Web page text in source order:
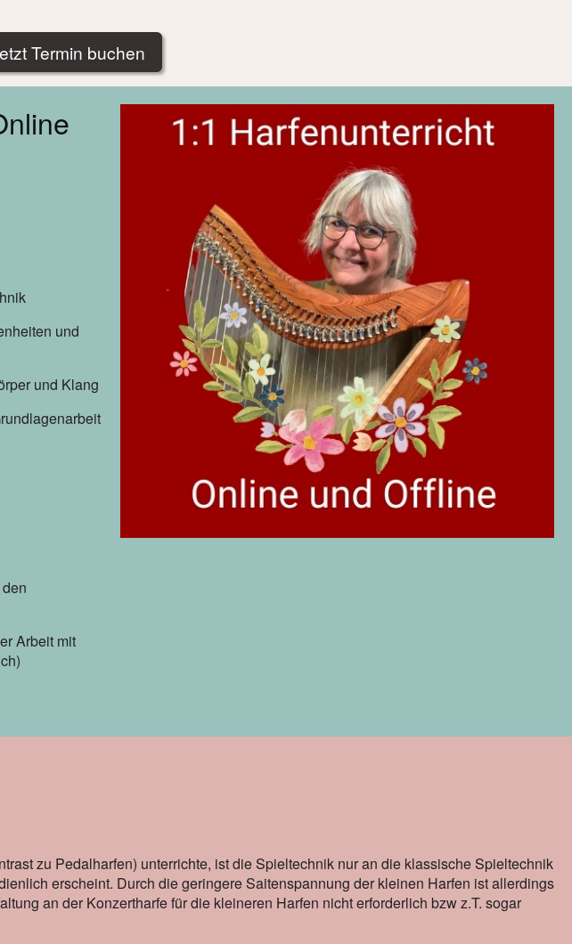
Termin buchen
und
und Klang
Arbeit mit
zu Pedalharfen) unterrichte, ist die Spieltechnik nur an die klassische Spieltechnik
erscheint. Durch die geringere Saitenspannung der kleinen Harfen ist allerdings
an der Konzertharfe für die kleineren Harfen nicht erforderlich bzw z.T. sogar